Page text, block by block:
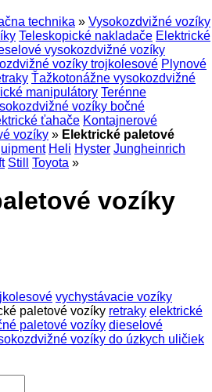
technika » Vysokozdvižné vozíky
Teleskopické nakladače Elektrické
vysokozdvižné vozíky
vozíky trojkolesové Plynové
Ťažkotonážne vysokozdvižné
manipulátory Terénne
vozíky bočné
ťahače Kontajnerové
vozíky » Elektrické paletové
Heli Hyster Jungheinrich
Still Toyota »
vozíky
vychystávacie vozíky
paletové vozíky retraky elektrické
paletové vozíky dieselové
vozíky do úzkych uličiek